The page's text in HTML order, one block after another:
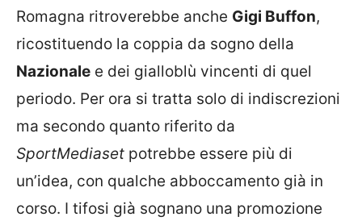
Romagna ritroverebbe anche Gigi Buffon,
ricostituendo la coppia da sogno della
Nazionale e dei gialloblù vincenti di quel
periodo. Per ora si tratta solo di indiscrezioni
ma secondo quanto riferito da
SportMediaset potrebbe essere più di
un’idea, con qualche abboccamento già in
corso. I tifosi già sognano una promozione